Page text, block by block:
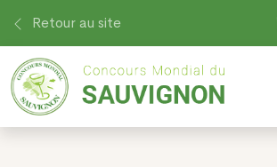
Retour au site